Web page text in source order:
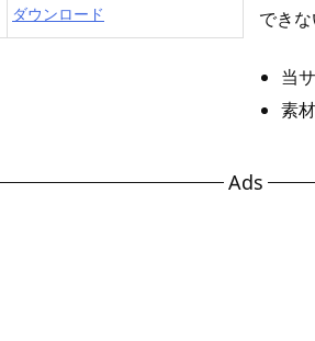
ダウンロード でき
当
素
Ads